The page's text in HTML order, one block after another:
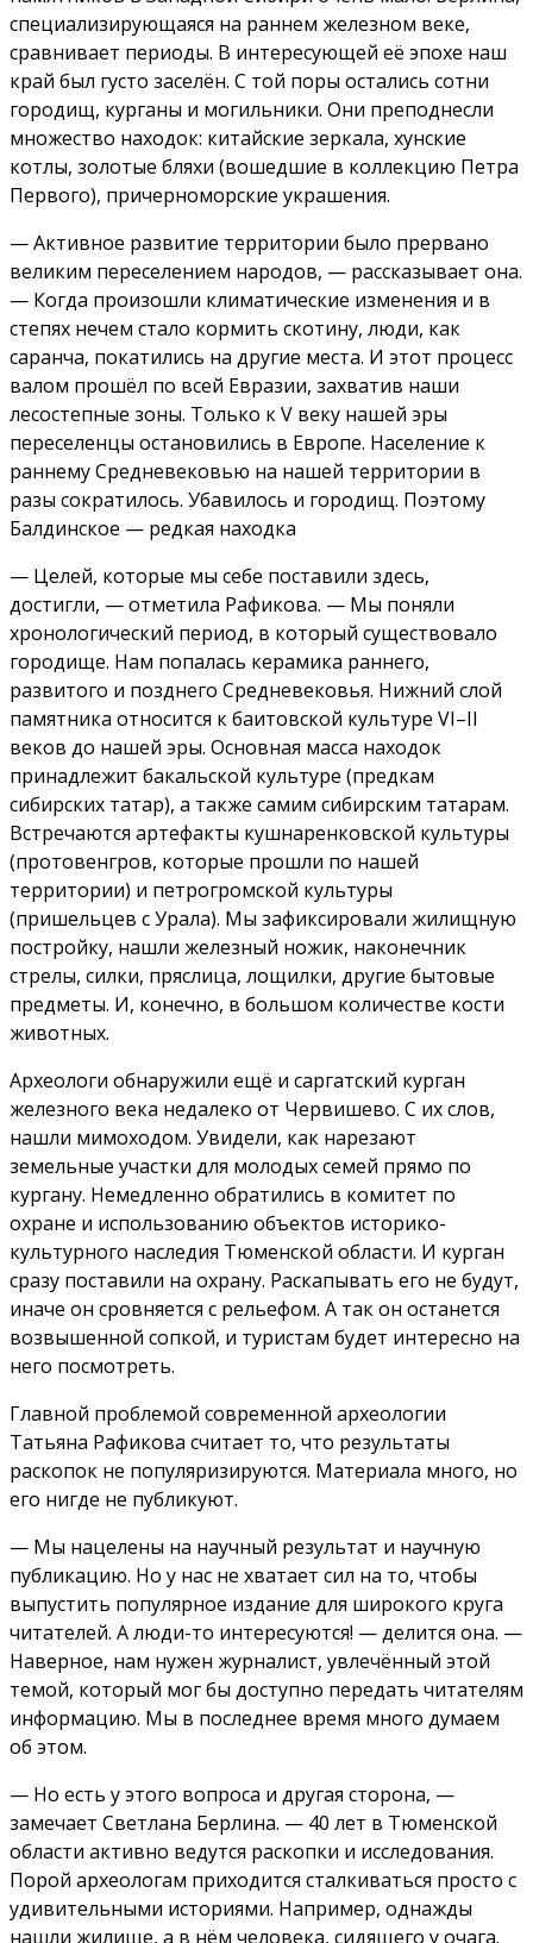
специализирующаяся на раннем железном веке,
сравнивает периоды. В интересующей её эпохе наш
край был густо заселён. С той поры остались сотни
городищ, курганы и могильники. Они преподнесли
множество находок: китайские зеркала, хунские
котлы, золотые бляхи (вошедшие в коллекцию Петра
Первого), причерноморские украшения.
— Активное развитие территории было прервано
великим переселением народов, — рассказывает она.
— Когда произошли климатические изменения и в
степях нечем стало кормить скотину, люди, как
саранча, покатились на другие места. И этот процесс
валом прошёл по всей Евразии, захватив наши
лесостепные зоны. Только к V веку нашей эры
переселенцы остановились в Европе. Население к
раннему Средневековью на нашей территории в
разы сократилось. Убавилось и городищ. Поэтому
Балдинское — редкая находка
— Целей, которые мы себе поставили здесь,
достигли, — отметила Рафикова. — Мы поняли
хронологический период, в который существовало
городище. Нам попалась керамика раннего,
развитого и позднего Средневековья. Нижний слой
памятника относится к баитовской культуре VI–II
веков до нашей эры. Основная масса находок
принадлежит бакальской культуре (предкам
сибирских татар), а также самим сибирским татарам.
Встречаются артефакты кушнаренковской культуры
(протовенгров, которые прошли по нашей
территории) и петрогромской культуры
(пришельцев с Урала). Мы зафиксировали жилищную
постройку, нашли железный ножик, наконечник
стрелы, силки, пряслица, лощилки, другие бытовые
предметы. И, конечно, в большом количестве кости
животных.
Археологи обнаружили ещё и саргатский курган
железного века недалеко от Червишево. С их слов,
нашли мимоходом. Увидели, как нарезают
земельные участки для молодых семей прямо по
кургану. Немедленно обратились в комитет по
охране и использованию объектов историко-
культурного наследия Тюменской области. И курган
сразу поставили на охрану. Раскапывать его не будут,
иначе он сровняется с рельефом. А так он останется
возвышенной сопкой, и туристам будет интересно на
него посмотреть.
Главной проблемой современной археологии
Татьяна Рафикова считает то, что результаты
раскопок не популяризируются. Материала много, но
его нигде не публикуют.
— Мы нацелены на научный результат и научную
публикацию. Но у нас не хватает сил на то, чтобы
выпустить популярное издание для широкого круга
читателей. А люди-то интересуются! — делится она. —
Наверное, нам нужен журналист, увлечённый этой
темой, который мог бы доступно передать читателям
информацию. Мы в последнее время много думаем
об этом.
— Но есть у этого вопроса и другая сторона, —
замечает Светлана Берлина. — 40 лет в Тюменской
области активно ведутся раскопки и исследования.
Порой археологам приходится сталкиваться просто с
удивительными историями. Например, однажды
нашли жилище, а в нём человека, сидящего у очага.